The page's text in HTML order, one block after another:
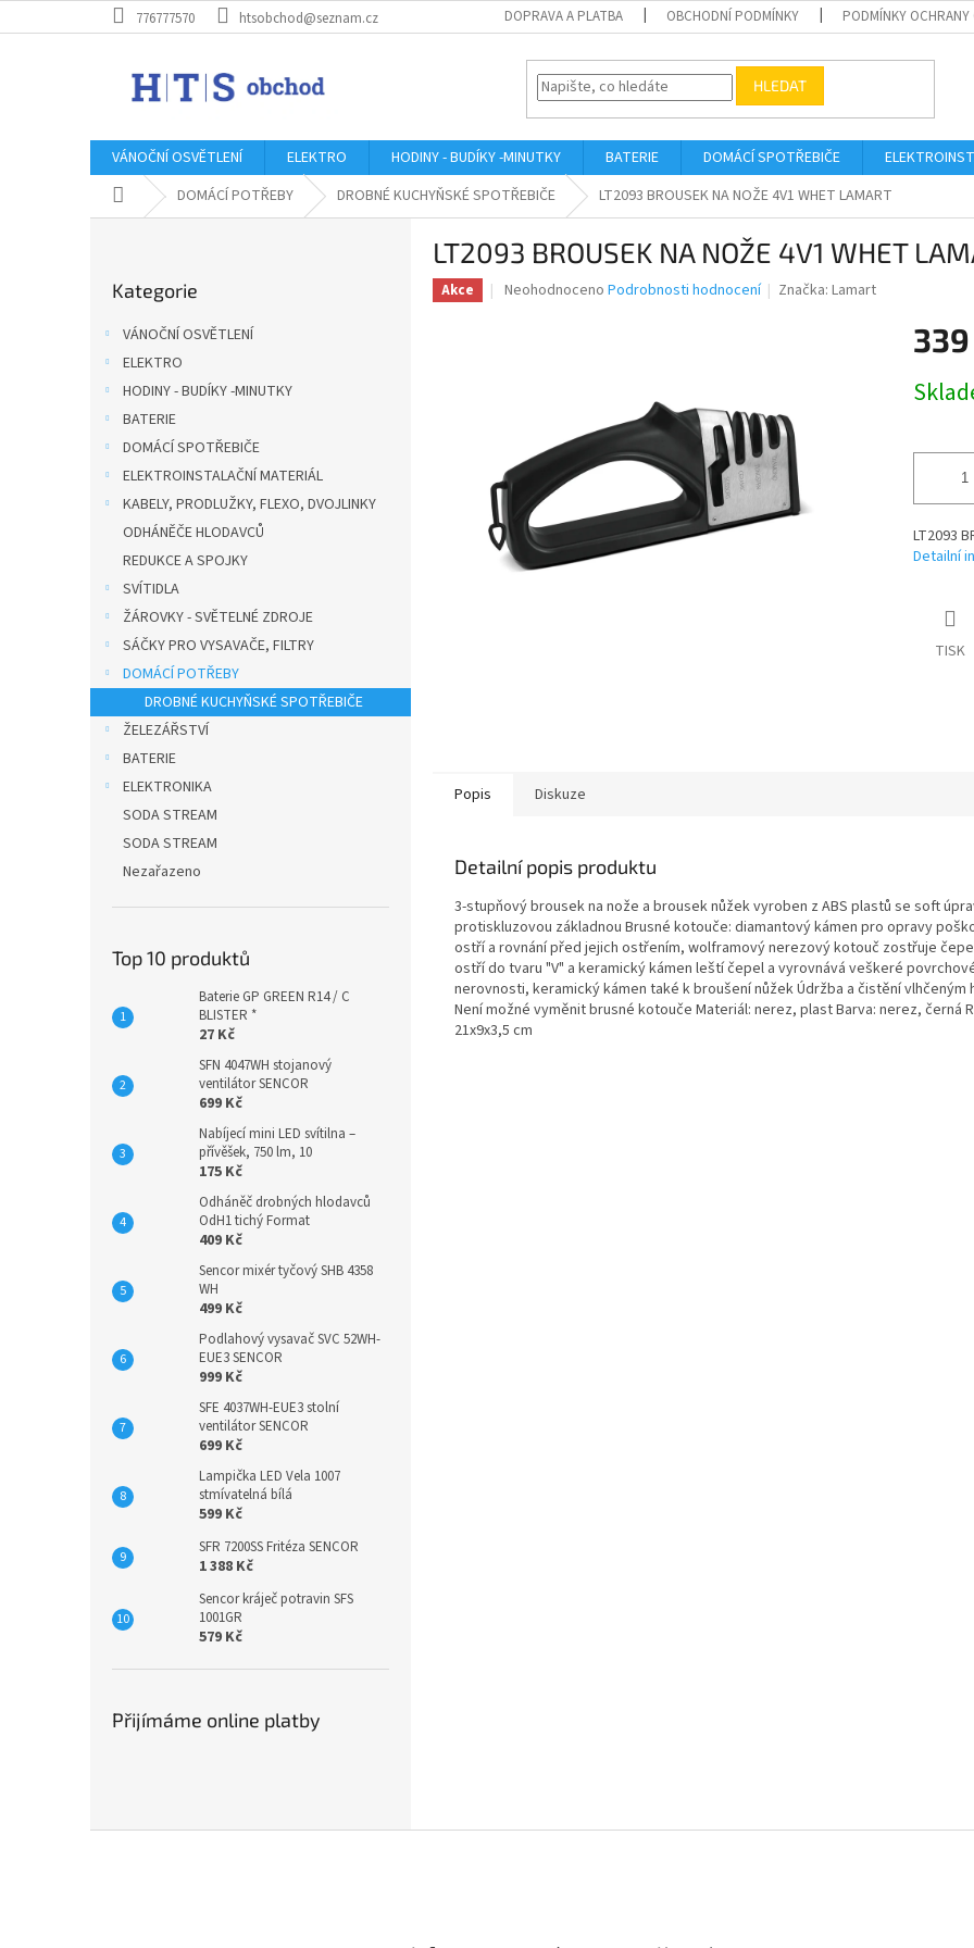
na
776777570 htsobchod@seznam.cz DOPRAVA A PLATBA OBCHODNÍ PODMÍNKY PODMÍNKY OCHRANY
HLEDAT
VÁNOČNÍ OSVĚTLENÍ ELEKTRO HODINY - BUDÍKY -MINUTKY BATERIE DOMÁCÍ SPOTŘEBIČE
Domů DOMÁCÍ POTŘEBY DROBNÉ KUCHYŇSKÉ SPOTŘEBIČE LT2093 BROUSEK NA NOŽE 4V1 WHET LAMART
kategorie
Kategorie
VÁNOČNÍ OSVĚTLENÍ
ELEKTRO
HODINY - BUDÍKY -MINUTKY
BATERIE
DOMÁCÍ SPOTŘEBIČE
ELEKTROINSTALAČNÍ MATERIÁL
KABELY, PRODLUŽKY, FLEXO, DVOJLINKY
ODHÁNĚČE HLODAVCŮ
REDUKCE A SPOJKY
SVÍTIDLA
ŽÁROVKY - SVĚTELNÉ ZDROJE
SÁČKY PRO VYSAVAČE, FILTRY
DOMÁCÍ POTŘEBY
DROBNÉ KUCHYŇSKÉ SPOTŘEBIČE
ŽELEZÁŘSTVÍ
BATERIE
ELEKTRONIKA
SODA STREAM
SODA STREAM
Nezařazeno
Top 10 produktů
Baterie GP GREEN R14 / C
BLISTER *
27 Kč
SFN 4047WH stojanový
ventilátor SENCOR
699 Kč
Nabíjecí mini LED svítilna –
přívěšek, 750 lm, 10
175 Kč
Odháněč drobných hlodavců
OdH1 tichý Format
409 Kč
Sencor mixér tyčový SHB 4358
WH
499 Kč
Podlahový vysavač SVC 52WH-
EUE3 SENCOR
999 Kč
SFE 4037WH-EUE3 stolní
ventilátor SENCOR
699 Kč
Lampička LED Vela 1007
stmívatelná bílá
599 Kč
SFR 7200SS Fritéza SENCOR
1 388 Kč
Sencor kráječ potravin SFS
1001GR
579 Kč
Přijímáme online platby
LT2093 BROUSEK NA NOŽE 4V1 WHET
Akce
Průměrné
hvězdiček.
Neohodnoceno Podrobnosti hodnocení Značka:Lamart
cena:
LT2093
Detailní
TISK
Popis Diskuze
Detailní popis produktu
3-stupňový brousek na nože a brousek nůžek vyroben z ABS plastů se soft
protiskluzovou základnou Brusné kotouče: diamantový kámen pro opravy
ostří a rovnání před jejich ostřením, wolframový nerezový kotouč zostřuje
ostří do tvaru "V" a keramický kámen leští čepel a vyrovnává veškeré
nerovnosti, keramický kámen také k broušení nůžek Údržba a čistění vlhčeným
Není možné vyměnit brusné kotouče Materiál: nerez, plast Barva: nerez, černá
21x9x3,5 cm